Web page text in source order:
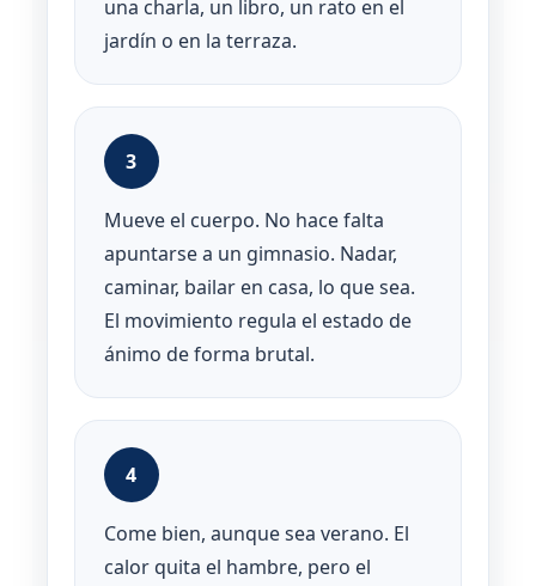
una charla, un libro, un rato en el
jardín o en la terraza.
3
Mueve el cuerpo. No hace falta
apuntarse a un gimnasio. Nadar,
caminar, bailar en casa, lo que sea.
El movimiento regula el estado de
ánimo de forma brutal.
4
Come bien, aunque sea verano. El
calor quita el hambre, pero el